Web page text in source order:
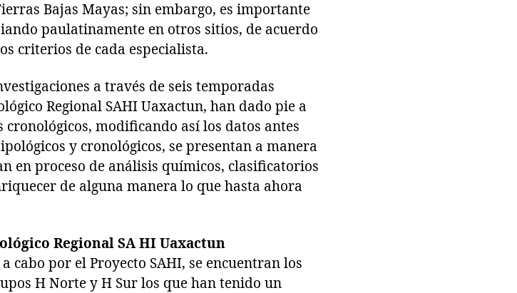
Bajas Mayas; sin embargo, es importante
paulatinamente en otros sitios, de acuerdo
criterios de cada especialista.
a través de seis temporadas
Regional SAHI Uaxactun, han dado pie a
cronológicos, modificando así los datos antes
y cronológicos, se presentan a manera
en proceso de análisis químicos, clasificatorios
de alguna manera lo que hasta ahora
Regional SA HI Uaxactun
cabo por el Proyecto SAHI, se encuentran los
H Norte y H Sur los que han tenido un